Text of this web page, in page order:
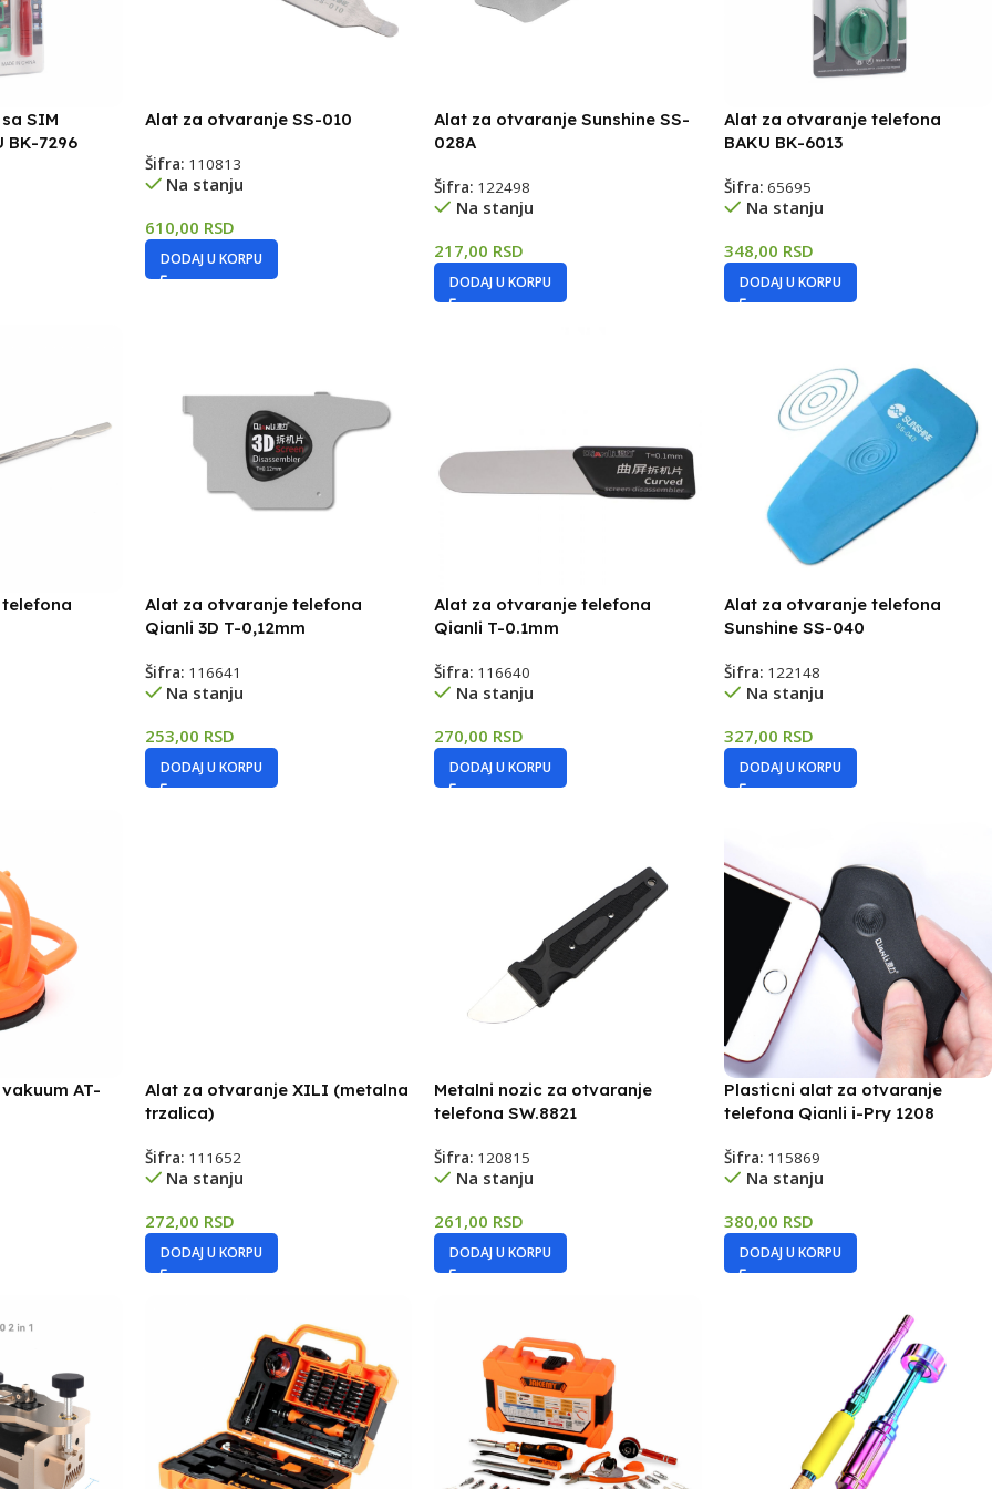
SIM
BK-7296
Alat za otvaranje SS-010
Šifra: 110813
Na stanju
610,00 RSD
DODAJ U KORPU
Alat za otvaranje Sunshine SS-
028A
Šifra: 122498
Na stanju
217,00 RSD
DODAJ U KORPU
Alat za otvaranje telefona
BAKU BK-6013
Šifra:65695
Na stanju
348,00 RSD
DODAJ U KORPU
Alat za otvaranje telefona
Qianli 3D T-0,12mm
Šifra: 116641
Na stanju
253,00 RSD
DODAJ U KORPU
Alat za otvaranje telefona
Qianli T-0.1mm
Šifra: 116640
Na stanju
270,00 RSD
DODAJ U KORPU
Alat za otvaranje telefona
Sunshine SS-040
Šifra: 122148
Na stanju
327,00 RSD
DODAJ U KORPU
AT-
Alat za otvaranje XILI (metalna
trzalica)
Šifra: 111652
Na stanju
272,00 RSD
DODAJ U KORPU
Metalni nozic za otvaranje
telefona SW.8821
Šifra: 120815
Na stanju
261,00 RSD
DODAJ U KORPU
Plasticni alat za otvaranje
telefona Qianli i-Pry 1208
Šifra: 115869
Na stanju
380,00 RSD
DODAJ U KORPU